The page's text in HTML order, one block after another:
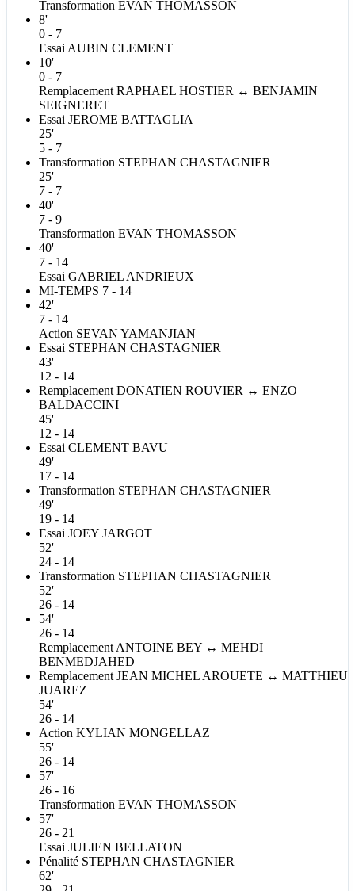
Transformation EVAN THOMASSON
8'
0 - 7
Essai AUBIN CLEMENT
10'
0 - 7
Remplacement RAPHAEL HOSTIER ↔ BENJAMIN
SEIGNERET
Essai JEROME BATTAGLIA
25'
5 - 7
Transformation STEPHAN CHASTAGNIER
25'
7 - 7
40'
7 - 9
Transformation EVAN THOMASSON
40'
7 - 14
Essai GABRIEL ANDRIEUX
MI-TEMPS 7 - 14
42'
7 - 14
Action SEVAN YAMANJIAN
Essai STEPHAN CHASTAGNIER
43'
12 - 14
Remplacement DONATIEN ROUVIER ↔ ENZO
BALDACCINI
45'
12 - 14
Essai CLEMENT BAVU
49'
17 - 14
Transformation STEPHAN CHASTAGNIER
49'
19 - 14
Essai JOEY JARGOT
52'
24 - 14
Transformation STEPHAN CHASTAGNIER
52'
26 - 14
54'
26 - 14
Remplacement ANTOINE BEY ↔ MEHDI
BENMEDJAHED
Remplacement JEAN MICHEL AROUETE ↔ MATTHIEU
JUAREZ
54'
26 - 14
Action KYLIAN MONGELLAZ
55'
26 - 14
57'
26 - 16
Transformation EVAN THOMASSON
57'
26 - 21
Essai JULIEN BELLATON
Pénalité STEPHAN CHASTAGNIER
62'